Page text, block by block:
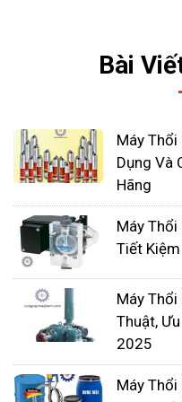
cho các hộ chăn nuôi
mà ít gây tiếng ồn khi
Bài
Máy Thổi
Dụng Và
Hãng
Máy Thổi
Tiết
Máy Thổi
Thuật,
2025
Máy Thổi